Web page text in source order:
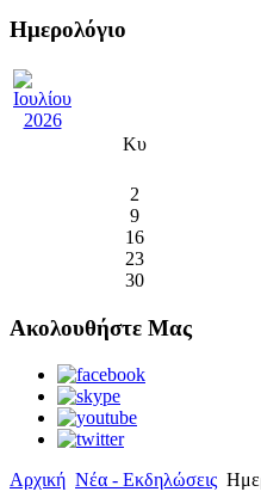
Ημερολόγιο
Κυ
2
9
16
23
30
Ακολουθήστε Μας
Αρχική Νέα - Εκδηλώσεις